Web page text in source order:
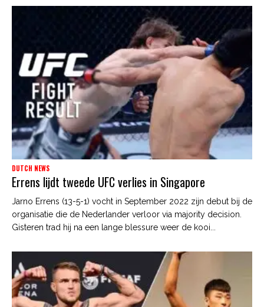
DUTCH NEWS
Errens lijdt tweede UFC verlies in Singapore
Jarno Errens (13-5-1) vocht in September 2022 zijn debut bij de
organisatie die de Nederlander verloor via majority decision.
Gisteren trad hij na een lange blessure weer de kooi...